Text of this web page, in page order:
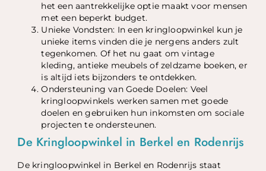
het een aantrekkelijke optie maakt voor mensen
met een beperkt budget.
Unieke Vondsten: In een kringloopwinkel kun je
unieke items vinden die je nergens anders zult
tegenkomen. Of het nu gaat om vintage
kleding, antieke meubels of zeldzame boeken, er
is altijd iets bijzonders te ontdekken.
Ondersteuning van Goede Doelen: Veel
kringloopwinkels werken samen met goede
doelen en gebruiken hun inkomsten om sociale
projecten te ondersteunen.
De Kringloopwinkel in Berkel en Rodenrijs
De kringloopwinkel in Berkel en Rodenrijs staat